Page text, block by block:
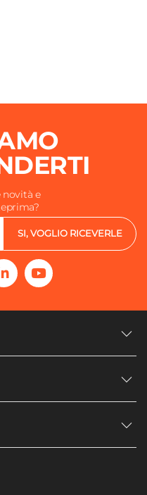
novità e
SI, VOGLIO RICEVERLE
etico